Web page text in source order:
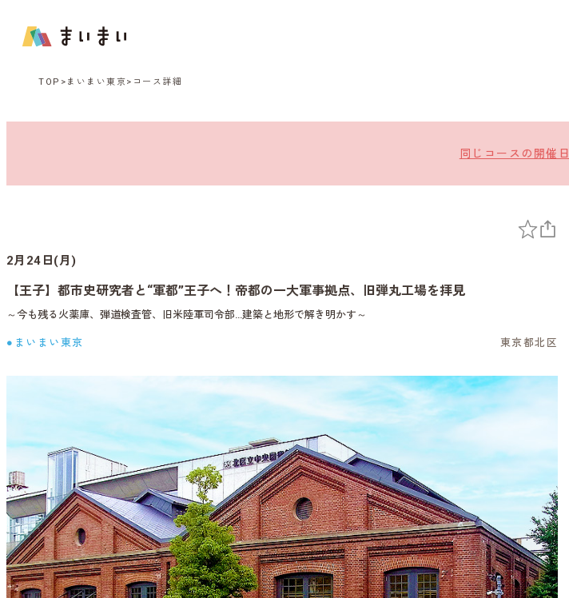
TOP まいまい東京 コース詳細
同じコースの開催
2月24日(月)
【王子】都市史研究者と“軍都”王子へ！帝都の一大軍事拠点、旧弾丸工場を拝見
～今も残る火薬庫、弾道検査管、旧米陸軍司令部…建築と地形で解き明かす～
●まいまい東京 東京都北区